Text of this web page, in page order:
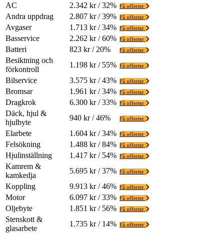
AC
2.342 kr / 32% Få offerter
Andra uppdrag 2.807 kr / 39% Få offerter
Avgaser 1.713 kr / 34% Få offerter
Basservice 2.262 kr / 60% Få offerter
Batteri 823 kr / 20% Få offerter
Besiktning och
förkontroll
1.198 kr / 55% Få offerter
Bilservice 3.575 kr / 43% Få offerter
Bromsar 1.961 kr / 34% Få offerter
Dragkrok 6.300 kr / 33% Få offerter
Däck, hjul &
hjulbyte
940 kr / 46% Få offerter
Elarbete 1.604 kr / 34% Få offerter
Felsökning 1.488 kr / 84% Få offerter
Hjulinställning 1.417 kr / 54% Få offerter
Kamrem &
kamkedja
5.695 kr / 37% Få offerter
Koppling 9.913 kr / 46% Få offerter
Motor 6.097 kr / 33% Få offerter
Oljebyte 1.851 kr / 56% Få offerter
Stenskott &
glasarbete
1.735 kr / 14% Få offerter